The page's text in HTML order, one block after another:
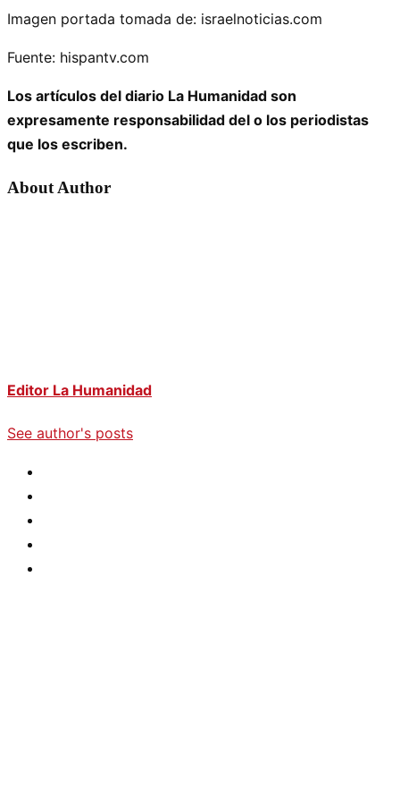
Imagen portada tomada de: israelnoticias.com
Fuente: hispantv.com
Los artículos del diario La Humanidad son
expresamente responsabilidad del o los periodistas
que los escriben.
About Author
Editor La Humanidad
See author's posts